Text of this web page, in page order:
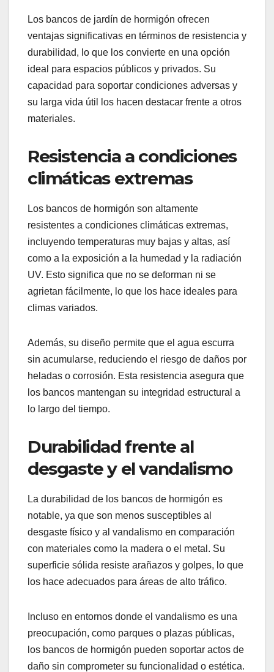
Los bancos de jardín de hormigón ofrecen
ventajas significativas en términos de resistencia y
durabilidad, lo que los convierte en una opción
ideal para espacios públicos y privados. Su
capacidad para soportar condiciones adversas y
su larga vida útil los hacen destacar frente a otros
materiales.
Resistencia a condiciones
climáticas extremas
Los bancos de hormigón son altamente
resistentes a condiciones climáticas extremas,
incluyendo temperaturas muy bajas y altas, así
como a la exposición a la humedad y la radiación
UV. Esto significa que no se deforman ni se
agrietan fácilmente, lo que los hace ideales para
climas variados.
Además, su diseño permite que el agua escurra
sin acumularse, reduciendo el riesgo de daños por
heladas o corrosión. Esta resistencia asegura que
los bancos mantengan su integridad estructural a
lo largo del tiempo.
Durabilidad frente al
desgaste y el vandalismo
La durabilidad de los bancos de hormigón es
notable, ya que son menos susceptibles al
desgaste físico y al vandalismo en comparación
con materiales como la madera o el metal. Su
superficie sólida resiste arañazos y golpes, lo que
los hace adecuados para áreas de alto tráfico.
Incluso en entornos donde el vandalismo es una
preocupación, como parques o plazas públicas,
los bancos de hormigón pueden soportar actos de
daño sin comprometer su funcionalidad o estética.